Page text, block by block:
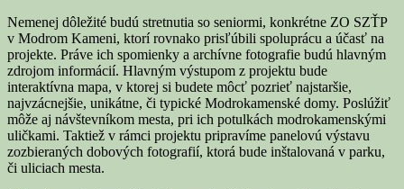
Nemenej dôležité budú stretnutia so seniormi, konkrétne ZO SZŤP
v Modrom Kameni, ktorí rovnako prisľúbili spoluprácu a účasť na
projekte. Práve ich spomienky a archívne fotografie budú hlavným
zdrojom informácií. Hlavným výstupom z projektu bude
interaktívna mapa, v ktorej si budete môcť pozrieť najstaršie,
najvzácnejšie, unikátne, či typické Modrokamenské domy. Poslúžiť
môže aj návštevníkom mesta, pri ich potulkách modrokamenskými
uličkami. Taktiež v rámci projektu pripravíme panelovú výstavu
zozbieraných dobových fotografií, ktorá bude inštalovaná v parku,
či uliciach mesta.